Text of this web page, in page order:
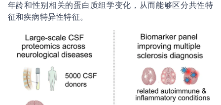
年龄和性别相关的蛋白质组学变化，从而能够区分共性特
征和疾病特异性特征。